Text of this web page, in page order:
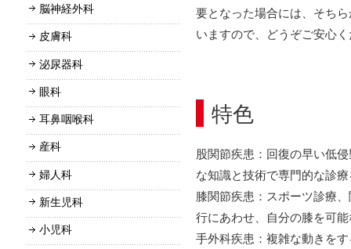
要となった場合には、そち
いますので、どうぞご安心
特色
股関節疾患：回復の早い低
な知識と技術で専門的な診
膝関節疾患：スポーツ診療
行にあわせ、自分の膝を可
手外科疾患：複雑な動きを
脳神経外科
皮膚科
泌尿器科
眼科
耳鼻咽喉科
産科
婦人科
新生児科
小児科